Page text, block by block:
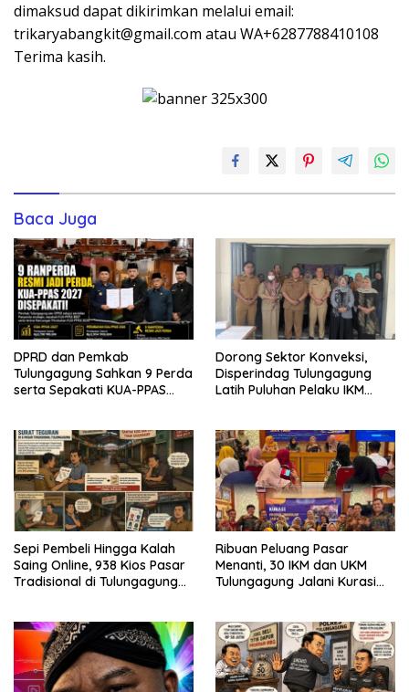
dimaksud dapat dikirimkan melalui email:
trikaryabangkit@gmail.com atau WA+6287788410108
Terima kasih.
Baca Juga
DPRD dan Pemkab
Tulungagung Sahkan 9 Perda
serta Sepakati KUA-PPAS
Dorong Sektor Konveksi,
Disperindag Tulungagung
Latih Puluhan Pelaku IKM
Sepi Pembeli Hingga Kalah
Saing Online, 938 Kios Pasar
Tradisional di Tulungagung
Ribuan Peluang Pasar
Menanti, 30 IKM dan UKM
Tulungagung Jalani Kurasi